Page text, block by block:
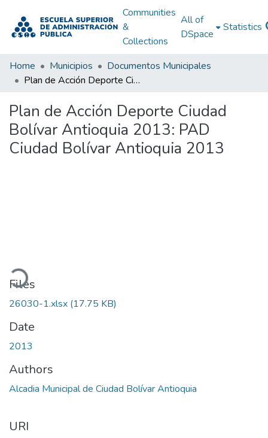
Communities
&
Collections
All of
DSpace
Statistics
Home Municipios
Documentos Municipales
Plan de Acción Deporte Ciudad Bolívar Antioquia 2013: PAD Ciudad Bolívar Antioquia 2013
Plan de Acción Deporte Ciudad
Bolívar Antioquia 2013: PAD
Ciudad Bolívar Antioquia 2013
Files
26030-1.xlsx (17.75 KB)
Date
2013
Authors
Alcadia Municipal de Ciudad Bolívar Antioquia
URI